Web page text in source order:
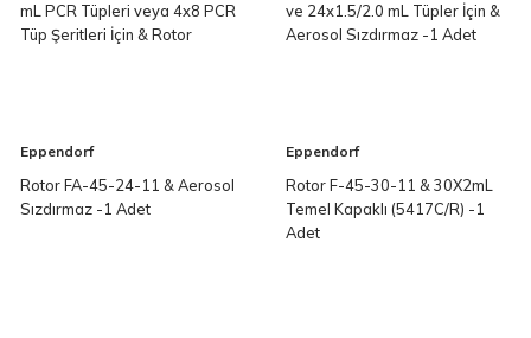
mL PCR Tüpleri veya 4x8 PCR
Tüp Şeritleri İçin & Rotor
ve 24x1.5/2.0 mL Tüpler İçin &
Aerosol Sızdırmaz -1 Adet
Eppendorf
Rotor FA-45-24-11 & Aerosol
Sızdırmaz -1 Adet
Eppendorf
Rotor F-45-30-11 & 30X2mL
Temel Kapaklı (5417C/R) -1
Adet